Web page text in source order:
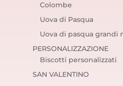
Colombe
Uova di Pasqua
Uova di pasqua grandi
PERSONALIZZAZIONE
Biscotti personalizzati
SAN VALENTINO